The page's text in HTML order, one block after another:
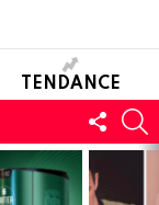
TENDANCE
NOUS